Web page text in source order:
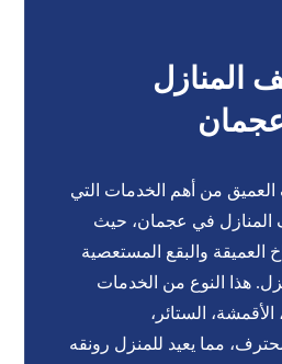
المنازل
عجمان
من أهم الخدمات التي
المنازل في عجمان، حيث
العميقة والبقع المستعصية
هذا النوع من الخدمات
الستائر،
مما يعيد للمنزل رونقه